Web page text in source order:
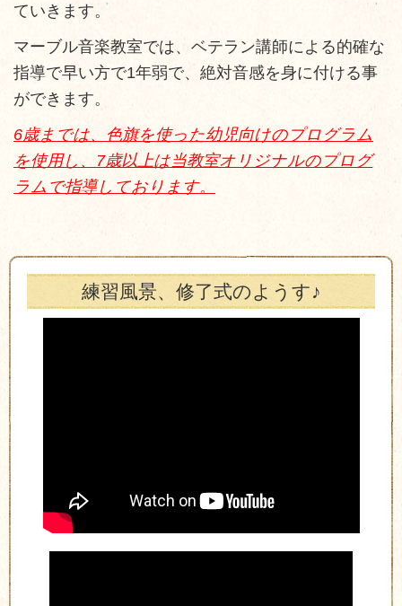
ていきます。
マーブル音楽教室では、ベテラン講師による的確な
指導で早い方で1年弱で、絶対音感を身に付ける事
ができます。
6歳までは、色旗を使った幼児向けのプログラム
を使用し、7歳以上は当教室オリジナルのプログ
ラムで指導しております。
練習風景、修了式のようす♪